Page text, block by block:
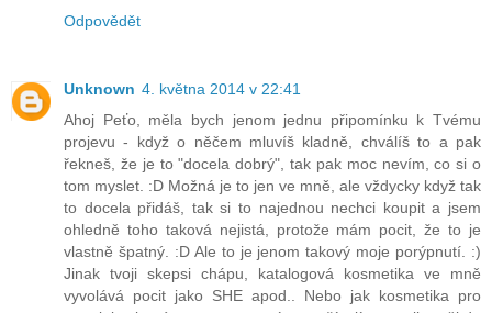
Odpovědět
Unknown 4. května 2014 v 22:41
Ahoj Peťo, měla bych jenom jednu připomínku k Tvému
projevu - když o něčem mluvíš kladně, chválíš to a pak
řekneš, že je to "docela dobrý", tak pak moc nevím, co si o
tom myslet. :D Možná je to jen ve mně, ale vždycky když tak
to docela přidáš, tak si to najednou nechci koupit a jsem
ohledně toho taková nejistá, protože mám pocit, že to je
vlastně špatný. :D Ale to je jenom takový moje porýpnutí. :)
Jinak tvoji skepsi chápu, katalogová kosmetika ve mně
vyvolává pocit jako SHE apod.. Nebo jak kosmetika pro